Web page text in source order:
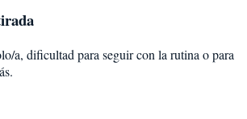
a, dificultad para seguir con la rutina o para